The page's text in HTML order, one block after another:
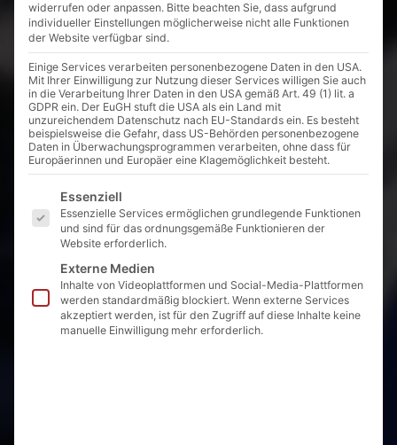
widerrufen oder anpassen. Bitte beachten Sie, dass aufgrund
individueller Einstellungen möglicherweise nicht alle Funktionen
der Website verfügbar sind.
Einige Services verarbeiten personenbezogene Daten in den USA.
Mit Ihrer Einwilligung zur Nutzung dieser Services willigen Sie auch
in die Verarbeitung Ihrer Daten in den USA gemäß Art. 49 (1) lit. a
GDPR ein. Der EuGH stuft die USA als ein Land mit
unzureichendem Datenschutz nach EU-Standards ein. Es besteht
beispielsweise die Gefahr, dass US-Behörden personenbezogene
Daten in Überwachungsprogrammen verarbeiten, ohne dass für
Europäerinnen und Europäer eine Klagemöglichkeit besteht.
Es folgt eine Liste der Service-Gruppen, für die eine
Essenziell
Essenzielle Services ermöglichen grundlegende Funktionen
und sind für das ordnungsgemäße Funktionieren der
Website erforderlich.
Externe Medien
Inhalte von Videoplattformen und Social-Media-Plattformen
werden standardmäßig blockiert. Wenn externe Services
akzeptiert werden, ist für den Zugriff auf diese Inhalte keine
manuelle Einwilligung mehr erforderlich.